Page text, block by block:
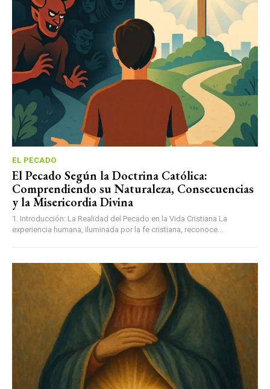
EL PECADO
El Pecado Según la Doctrina Católica:
Comprendiendo su Naturaleza, Consecuencias
y la Misericordia Divina
1. Introducción: La Realidad del Pecado en la Vida Cristiana La
experiencia humana, iluminada por la fe cristiana, reconoce...